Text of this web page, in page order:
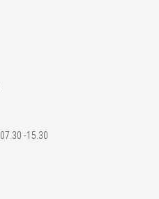
07.30 -15.30